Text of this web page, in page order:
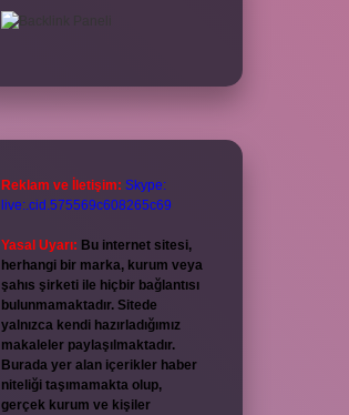
Reklam ve İletişim: Skype:
live:.cid.575569c608265c69
Yasal Uyarı: Bu internet sitesi,
herhangi bir marka, kurum veya
şahıs şirketi ile hiçbir bağlantısı
bulunmamaktadır. Sitede
yalnızca kendi hazırladığımız
makaleler paylaşılmaktadır.
Burada yer alan içerikler haber
niteliği taşımamakta olup,
gerçek kurum ve kişiler